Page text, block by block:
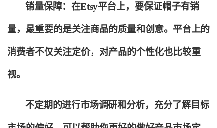
销量保障：在Etsy平台上，要保证帽子有销
量，最重要的是关注商品的质量和创意。平台上的
消费者不仅关注定价，对产品的个性化也比较重
视。
不定期的进行市场调研和分析，充分了解目标